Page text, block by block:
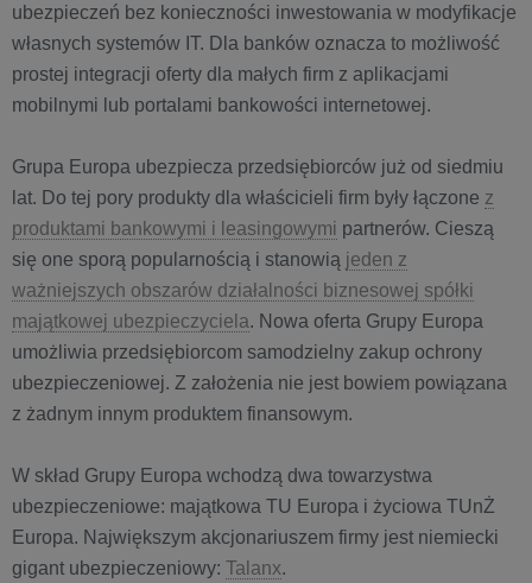
ubezpieczeń bez konieczności inwestowania w modyfikacje
własnych systemów IT. Dla banków oznacza to możliwość
prostej integracji oferty dla małych firm z aplikacjami
mobilnymi lub portalami bankowości internetowej.
Grupa Europa ubezpiecza przedsiębiorców już od siedmiu
lat. Do tej pory produkty dla właścicieli firm były łączone z
produktami bankowymi i leasingowymi partnerów. Cieszą
się one sporą popularnością i stanowią jeden z
ważniejszych obszarów działalności biznesowej spółki
majątkowej ubezpieczyciela. Nowa oferta Grupy Europa
umożliwia przedsiębiorcom samodzielny zakup ochrony
ubezpieczeniowej. Z założenia nie jest bowiem powiązana
z żadnym innym produktem finansowym.
W skład Grupy Europa wchodzą dwa towarzystwa
ubezpieczeniowe: majątkowa TU Europa i życiowa TUnŻ
Europa. Największym akcjonariuszem firmy jest niemiecki
gigant ubezpieczeniowy: Talanx.